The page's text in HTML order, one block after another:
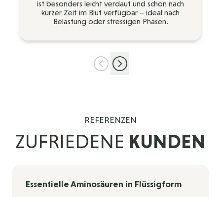
ist besonders leicht verdaut und schon nach
kurzer Zeit im Blut verfügbar – ideal nach
Belastung oder stressigen Phasen.
REFERENZEN
ZUFRIEDENE KUNDEN
Essentielle Aminosäuren in Flüssigform